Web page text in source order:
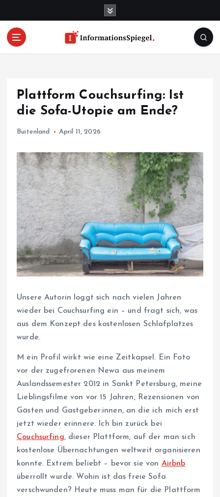
Plattform Couchsurfing: Ist
die Sofa-Utopie am Ende?
Buitenland April 11, 2026
Unsere Autorin loggt sich nach vielen Jahren
wieder bei Couchsurfing ein – und fragt sich, was
aus dem Konzept des kostenlosen Schlafplatzes
wurde.
M ein Profil wirkt wie eine Zeitkapsel. Ein Foto
vor der zugefrorenen Newa aus meinem
Auslandssemester 2012 in Sankt Petersburg, meine
Lieblingsfilme von vor 15 Jahren, Rezensionen von
Gästen und Gastgeber:innen, an die ich mich erst
jetzt wieder erinnere. Ich bin zurück bei
Couchsurfing, dieser Plattform, auf der man sich
kostenlose Übernachtungen weltweit organisieren
konnte. Extrem beliebt – bevor sie von Airbnb
überrollt wurde. Wohin ist das freie Sofa
verschwunden? Heute muss man für die Plattform